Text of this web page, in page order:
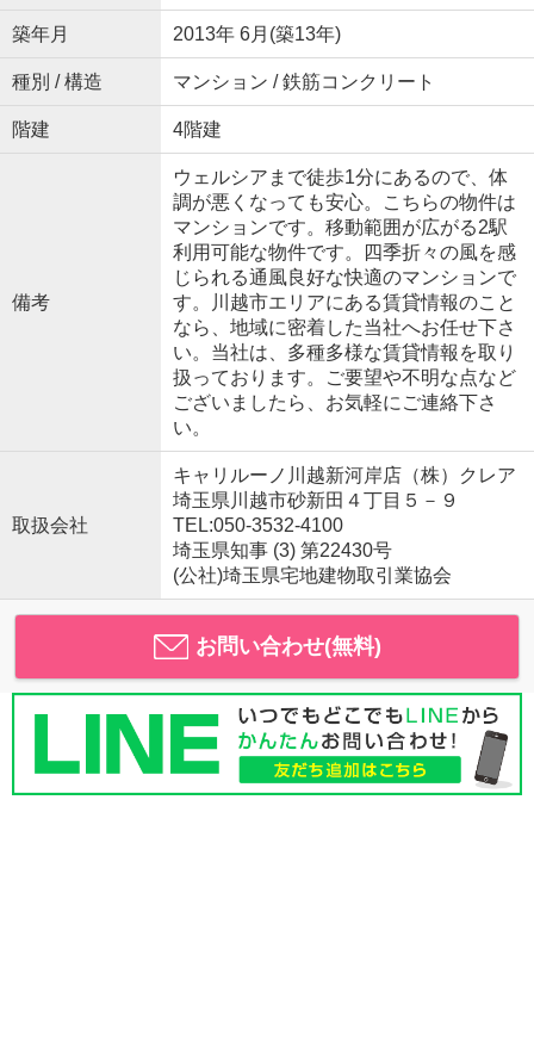
築年月 2013年 6月(築13年)
種別 / 構造 マンション / 鉄筋コンクリート
階建 4階建
備考
ウェルシアまで徒歩1分にあるので、体
調が悪くなっても安心。こちらの物件は
マンションです。移動範囲が広がる2駅
利用可能な物件です。四季折々の風を感
じられる通風良好な快適のマンションで
す。川越市エリアにある賃貸情報のこと
なら、地域に密着した当社へお任せ下さ
い。当社は、多種多様な賃貸情報を取り
扱っております。ご要望や不明な点など
ございましたら、お気軽にご連絡下さ
い。
取扱会社
キャリルーノ川越新河岸店（株）クレア
埼玉県川越市砂新田４丁目５－９
TEL:050-3532-4100
埼玉県知事 (3) 第22430号
(公社)埼玉県宅地建物取引業協会
お問い合わせ(無料)